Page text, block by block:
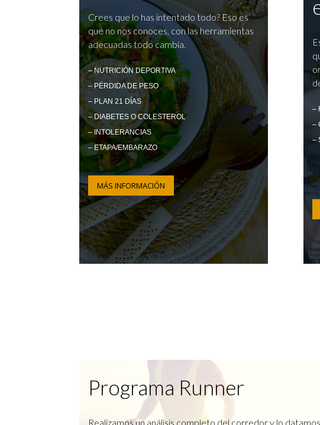
Crees que lo has intentado todo? Eso es
que no nos conoces, con las herramientas
adecuadas todo cambia.
– NUTRICIÓN DEPORTIVA
– PÉRDIDA DE PESO
– PLAN 21 DÍAS
– DIABETES O COLESTEROL
– INTOLERANCIAS
– ETAPA/EMBARAZO
MÁS INFORMACIÓN
–
–
–
Programa Runner
Realizamos un análisis completo del corredor y lo